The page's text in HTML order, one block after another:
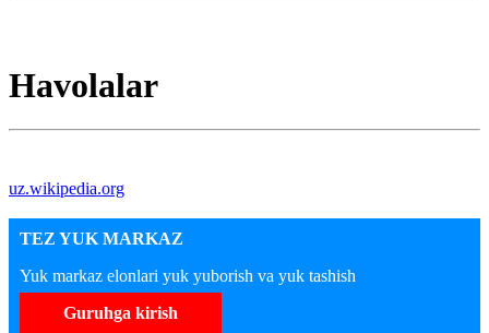
Havolalar
uz.wikipedia.org
TEZ YUK MARKAZ
Yuk markaz elonlari yuk yuborish va yuk tashish
Guruhga kirish